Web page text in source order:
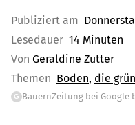
Publiziert am
Lesedauer 14 Minuten
Von Geraldine Zutter
Themen Boden die
G BauernZeitung bei Google